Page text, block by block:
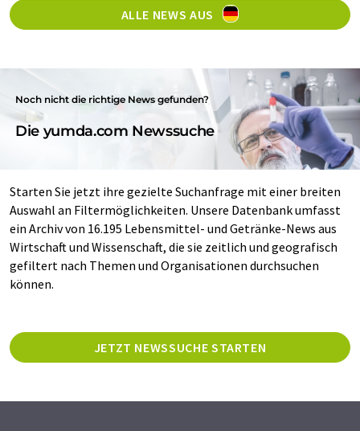
ALLE NEWS AUS
Noch nicht die richtige News gefunden?
Die yumda.com Newssuche
Starten Sie jetzt ihre gezielte Suchanfrage mit einer breiten
Auswahl an Filtermöglichkeiten. Unsere Datenbank umfasst
ein Archiv von 16.195 Lebensmittel- und Getränke-News aus
Wirtschaft und Wissenschaft, die sie zeitlich und geografisch
gefiltert nach Themen und Organisationen durchsuchen
können.
JETZT NEWSSUCHE STARTEN